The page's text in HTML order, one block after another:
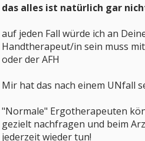
das alles ist natürlich gar
auf jeden Fall würde ich an
Handtherapeut/in sein muss
oder der AFH
Mir hat das nach einem UNfall
"Normale" Ergotherapeuten
gezielt nachfragen und beim
jederzeit wieder tun!